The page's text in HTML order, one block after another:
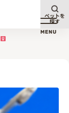
メニ
MENU
ペットを
探す